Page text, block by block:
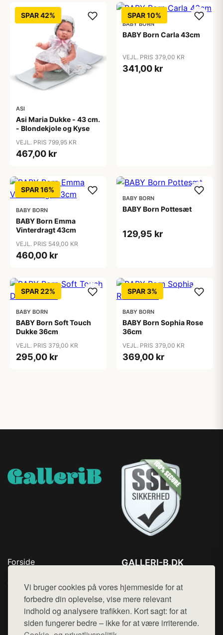
Vi bruger cookies på vores hjemmeside for at
forbedre din oplevelse, vise mere relevant
indhold og analysere trafikken. Kort sagt: for at
siden fungerer bedre – ikke for at være irriterende.
SPAR 42%
ASI
Asi Maria Dukke - 43 cm.
- Blondekjole og Kyse
VEJL. PRIS 799,95 KR
467,00 kr
SPAR 10%
BABY BORN
BABY Born Carla 43cm
VEJL. PRIS 379,00 KR
341,00 kr
SPAR 16%
BABY BORN
BABY Born Emma
Vinterdragt 43cm
VEJL. PRIS 549,00 KR
460,00 kr
BABY BORN
BABY Born Pottesæt
129,95 kr
SPAR 22%
BABY BORN
BABY Born Soft Touch
Dukke 36cm
VEJL. PRIS 379,00 KR
295,00 kr
SPAR 3%
BABY BORN
BABY Born Sophia Rose
36cm
VEJL. PRIS 379,00 KR
369,00 kr
Forside
Top Rabatter
Blog
Kontakt
GALLERI-B.DK
Mail: hej@want.dk
Cookie- og privatlivspolitik